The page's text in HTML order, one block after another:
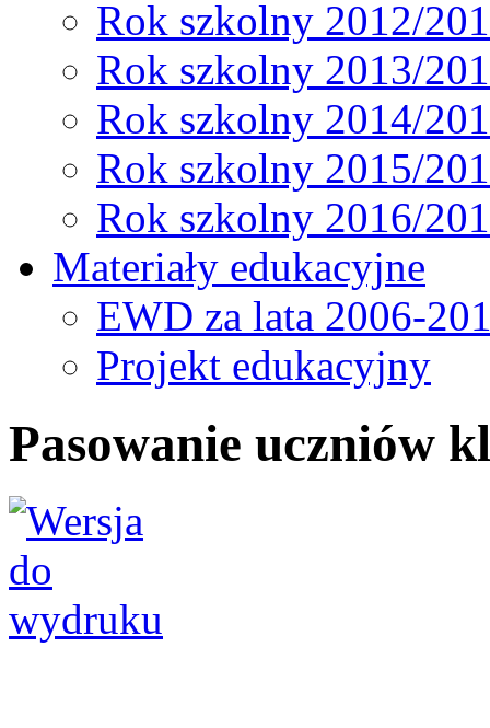
Rok szkolny 2012/
Rok szkolny 2013/
Rok szkolny 2014/
Rok szkolny 2015/
Rok szkolny 2016/
Materiały edukacyjne
EWD za lata 2006-
Projekt edukacyjny
Pasowanie uczniów